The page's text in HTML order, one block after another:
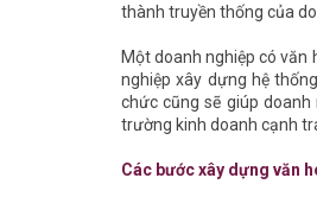
thành truyền thống của
Một doanh nghiệp có văn
nghiệp xây dựng hệ
chức cũng sẽ giúp
trường kinh doanh cạnh
Các bước xây dựng văn